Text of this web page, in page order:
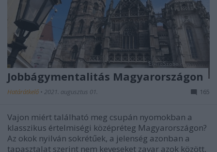
Jobbágymentalitás Magyarországon
Határátkelő • 2021. augusztus 01. 165
Vajon miért található meg csupán nyomokban a
klasszikus értelmiségi középréteg Magyarországon?
Az okok nyilván sokrétűek, a jelenség azonban a
tapasztalat szerint nem keveseket zavar azok között,